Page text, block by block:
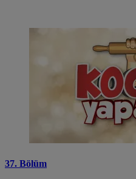
37. Bölüm